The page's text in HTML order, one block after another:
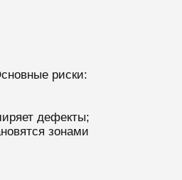
риски:
дефекты;
зонами